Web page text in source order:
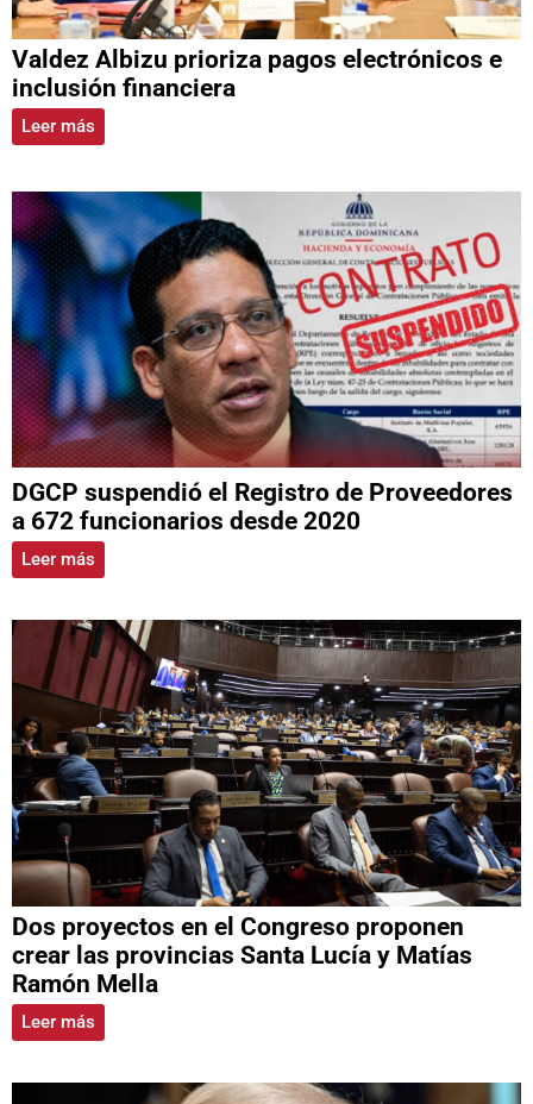
Valdez Albizu prioriza pagos electrónicos e
inclusión financiera
Leer más
DGCP suspendió el Registro de Proveedores
a 672 funcionarios desde 2020
Leer más
Dos proyectos en el Congreso proponen
crear las provincias Santa Lucía y Matías
Ramón Mella
Leer más